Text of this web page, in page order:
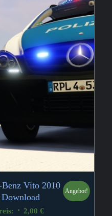
Vito 2010
2,00 €Aktueller
Angebot!